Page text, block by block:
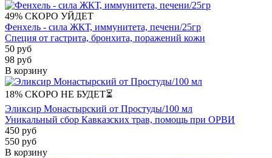
49% СКОРО УЙДЕТ
Фенхель - сила ЖКТ, иммунитета, печени/25гр
Специя от гастрита, бронхита, поражений кожи
50 руб
98 руб
В корзину
18% СКОРО НЕ БУДЕТ⏳
Эликсир Монастырский от Простуды/100 мл
Уникальный сбор Кавказских трав, помощь при ОРВИ
450 руб
550 руб
В корзину